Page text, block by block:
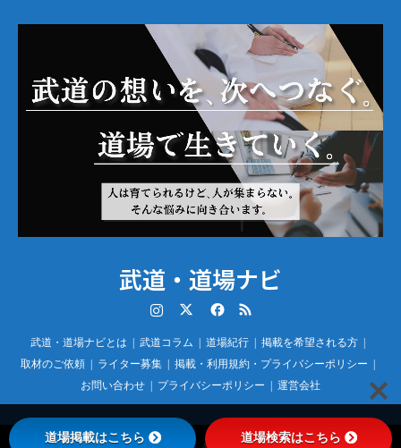
武道・道場ナビ
RSS
武道・道場ナビとは 武道コラム 道場紀行
掲載を希望される方
取材のご依頼
ライター募集
掲載・利用規約・プライバシーポリシー
お問い合わせ
プライバシーポリシー 運営会社
道場掲載はこちら 道場検索はこちら